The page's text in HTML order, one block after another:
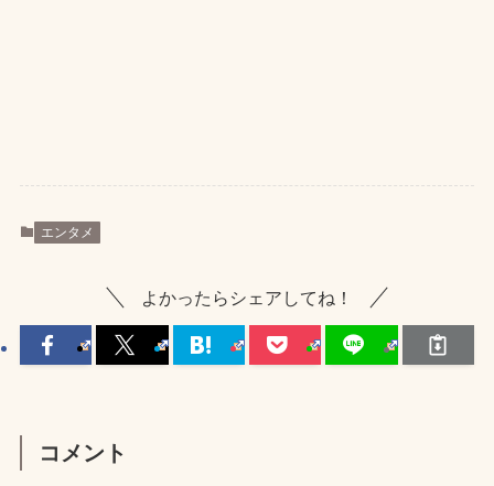
エンタメ
よかったらシェアしてね！
コメント